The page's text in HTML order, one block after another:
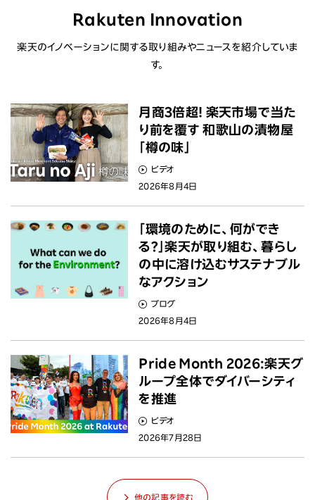
Rakuten Innovation
楽天のイノベーションに関する取り組みやニュースを紹介していま
す。
ビデオ
2026年8月4日
月商3倍超! 楽天市場で当た
り前を覆す 和歌山の漬物屋
「樽の味」
ブログ
2026年8月4日
「環境のために、何ができ
る？」楽天が取り組む、暮らし
の中に溶け込むサステナブル
なアクション
ビデオ
2026年7月28日
Pride Month 2026:楽天グ
ループ全体でダイバーシティ
を推進
他の記事を読む